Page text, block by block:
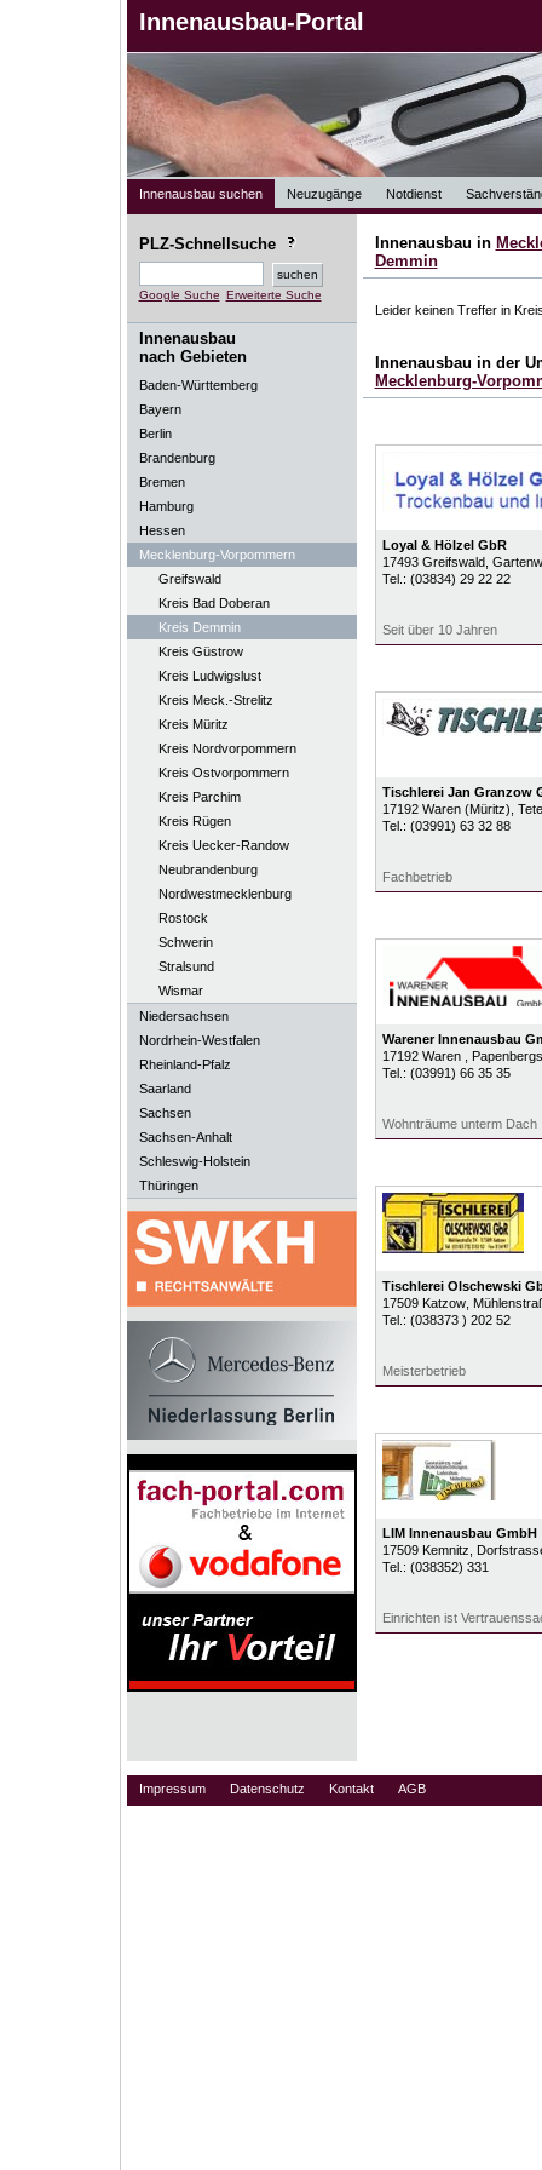
Innenausbau-Portal
Innenausbau suchen Neuzugänge Notdienst
PLZ-Schnellsuche
Google Suche Erweiterte Suche
Innenausbau
nach Gebieten
Baden-Württemberg
Bayern
Berlin
Brandenburg
Bremen
Hamburg
Hessen
Mecklenburg-Vorpommern
Greifswald
Kreis Bad Doberan
Kreis Demmin
Kreis Güstrow
Kreis Ludwigslust
Kreis Meck.-Strelitz
Kreis Müritz
Kreis Nordvorpommern
Kreis Ostvorpommern
Kreis Parchim
Kreis Rügen
Kreis Uecker-Randow
Neubrandenburg
Nordwestmecklenburg
Rostock
Schwerin
Stralsund
Wismar
Niedersachsen
Nordrhein-Westfalen
Rheinland-Pfalz
Saarland
Sachsen
Sachsen-Anhalt
Schleswig-Holstein
Thüringen
Innenausbau in
Demmin
Leider keinen Treffer in
Innenausbau in der
Mecklenburg-
Loyal & Hölzel GbR
17493 Greifswald,
Tel.: (03834) 29 22 22
Seit über 10 Jahren
Tischlerei Jan Granzow
17192 Waren (Müritz) ,
Tel.: (03991) 63 32 88
Fachbetrieb
Warener Innenausbau
17192 Waren
,
Tel.: (03991) 66 35 35
Wohnträume unterm Dach
Tischlerei Olschewski
17509 Katzow,
Tel.: (038373 ) 202 52
Meisterbetrieb
LIM Innenausbau GmbH
17509 Kemnitz ,
Tel.: (038352) 331
Einrichten ist
Impressum Datenschutz Kontakt AGB